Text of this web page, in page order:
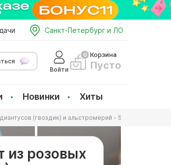
Санкт-Петербург и ЛО
Войти
Корзина
Пусто
Новинки Хиты
(гвоздик) и альстромерий - S
из розовых